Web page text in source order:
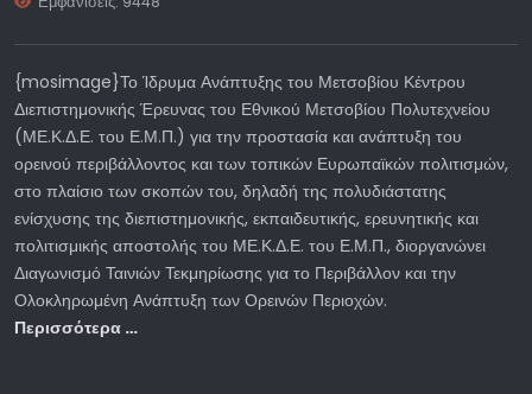
{mosimage}Το Ίδρυμα Ανάπτυξης του Μετσοβίου Κέντρου
Διεπιστημονικής Έρευνας του Εθνικού Μετσοβίου Πολυτεχνείου
(ΜΕ.Κ.Δ.Ε. του Ε.Μ.Π.) για την προστασία και ανάπτυξη του
ορεινού περιβάλλοντος και των τοπικών Ευρωπαϊκών πολιτισμών,
στο πλαίσιο των σκοπών του, δηλαδή της πολυδιάστατης
ενίσχυσης της διεπιστημονικής, εκπαιδευτικής, ερευνητικής και
πολιτισμικής αποστολής του ΜΕ.Κ.Δ.Ε. του Ε.Μ.Π., διοργανώνει
Διαγωνισμό Ταινιών Τεκμηρίωσης για το Περιβάλλον και την
Ολοκληρωμένη Ανάπτυξη των Ορεινών Περιοχών.
Περισσότερα …